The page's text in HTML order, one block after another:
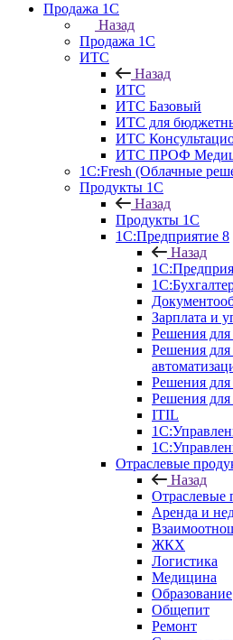
Продажа 1С
Назад
Продажа 1С
ИТС
Назад
ИТС
ИТС Базовый
ИТС для
ИТС
ИТС ПРОФ
1C:Fresh (Облачные
Продукты 1С
Назад
Продукты 1С
1С:Предприятие 8
Назад
Зарплата и
Решения
Решения
Решения
Решения для
ITIL
Отраслевые
Назад
Отраслевые
Аренда и
ЖКХ
Логистика
Медицина
Образование
Общепит
Ремонт